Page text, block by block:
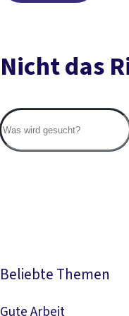
Nicht das
Beliebte Themen